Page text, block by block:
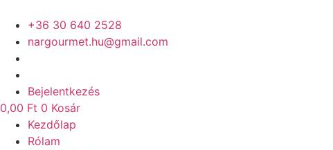
tartalomhoz
+36 30 640 2528
nargourmet.hu@gmail.com
Bejelentkezés
0,00 Ft 0 Kosár
Kezdőlap
Rólam